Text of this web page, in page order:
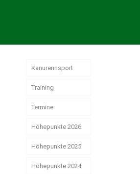
Kanurennsport
Training
Termine
Höhepunkte 2026
German
Senioren in
Höhepunkte 2025
Jahresrückblick
Höhepunkte 2024